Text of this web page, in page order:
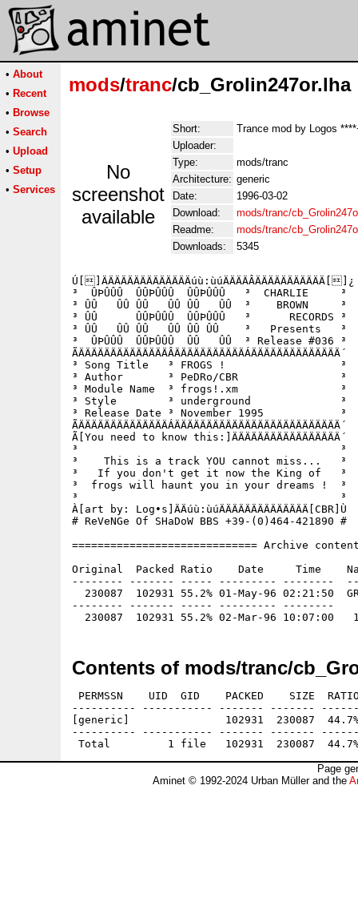
• About
• Recent
• Browse
• Search
• Upload
• Setup
• Services
mods/tranc/cb_Grolin247or.lha
No
screenshot
available
Short:
Trance mod by Logos
Uploader:
Type:
mods/tranc
Architecture: generic
Date:
1996-03-02
Download:
mods/tranc/
Readme:
mods/tranc/
Downloads:
5345
Ú[]ÄÄÄÄÄÄÄÄÄÄÄÄÄÄúù:ùúÄÄÄÄÂÄÄÄÄÄÄÄÄÄÄÄ[]¿
³  ÛÞÛÛÛ  ÛÛÞÛÛÛ  ÛÛÞÛÛÛ   ³  CHARLIE     ³
³ ÛÛ   ÛÛ ÛÛ   ÛÛ ÛÛ   ÛÛ  ³    BROWN     ³
³ ÛÛ      ÛÛÞÛÛÛ  ÛÛÞÛÛÛ   ³      RECORDS ³
³ ÛÛ   ÛÛ ÛÛ   ÛÛ ÛÛ ÛÛ    ³   Presents   ³
³  ÛÞÛÛÛ  ÛÛÞÛÛÛ  ÛÛ   ÛÛ  ³ Release #036 ³
ÃÄÄÄÄÄÄÄÄÄÄÄÄÄÄÂÄÄÄÄÄÄÄÄÄÄÄÁÄÄÄÄÄÄÄÄÄÄÄÄÄÄ´
³ Song Title   ³ FROGS !                  ³
³ Author       ³ PeDRo/CBR                ³
³ Module Name  ³ frogs!.xm                ³
³ Style        ³ underground              ³
³ Release Date ³ November 1995            ³
ÃÄÄÄÄÄÄÄÄÄÄÄÄÄÄÁÄÄÄÄÄÄÄÄÄÄÄÄÄÄÄÄÄÄÄÄÄÄÄÄÄÄ´
Ã[You need to know this:]ÄÄÄÄÄÄÄÄÄÄÄÄÄÄÄÄÄ´
³                                         ³
³    This is a track YOU cannot miss...   ³
³   If you don't get it now the King of   ³
³  frogs will haunt you in your dreams !  ³
³                                         ³
À[art by: Log•s]ÄÄúù:ùúÄÄÄÄÄÄÄÄÄÄÄÄÄÄ[CBR]Ù
# ReVeNGe Of SHaDoW BBS +39-(0)464-421890 #
============================= Archive
Original  Packed Ratio    Date     Time
-------- ------- ----- --------- --------
230087  102931 55.2% 01-May-96 02:21:50
-------- ------- ----- --------- --------
Contents of mods/tranc/
PERMSSN    UID  GID    PACKED    SIZE
---------- ----------- ------- -------
[generic]               102931  230087
---------- ----------- ------- -------
Page
Aminet © 1992-2024 Urban Müller and the